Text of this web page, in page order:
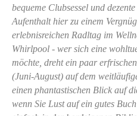
bequeme Clubsessel und
Aufenthalt hier zu einem
erlebnisreichen Radltag im
Whirlpool - wer sich eine
möchte, dreht ein paar
(Juni-August) auf dem
einen phantastischen Blick auf
wenn Sie Lust auf ein gutes